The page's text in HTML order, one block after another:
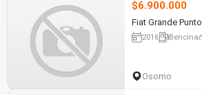
$6.900.000
Fiat Grande Punto
2016 Bencina
Osorno